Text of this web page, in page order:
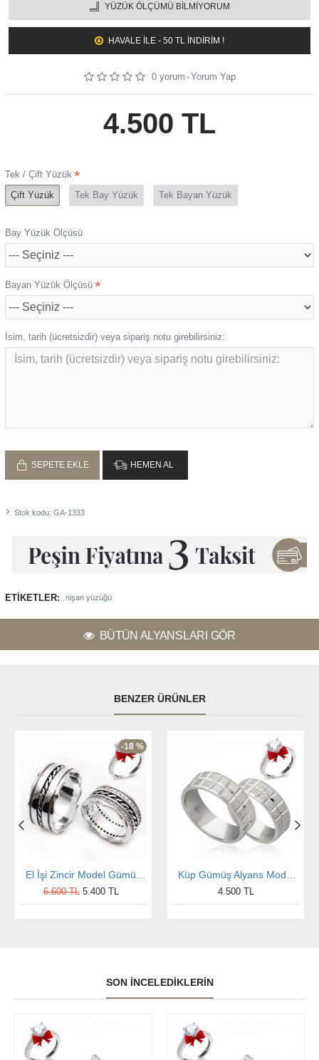
YÜZÜK ÖLÇÜMÜ BILMIYORUM
HAVALE ILE - 50 TL İNDİRİM !
Stok kodu: GA-1333
0 yorum -Yorum Yap
4.500 TL
Tek / Çift Yüzük
Çift Yüzük
Tek Bay Yüzük Tek Bayan Yüzük
Bay Yüzük Ölçüsü
Bayan Yüzük Ölçüsü
İsim, tarih (ücretsizdir) veya sipariş notu girebilirsiniz:
SEPETE EKLE HEMEN AL
ETIKETLER: nişan yüzüğü
BÜTÜN ALYANSLARI GÖR
BENZER ÜRÜNLER
-18 %
6.600 TL 5.400 TL 4.500 TL
SON İNCELEDIKLERIN